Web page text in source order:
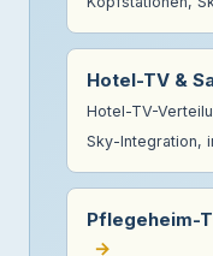
Hotel-TV &
Hotel-TV-
Sky-Integration,
Pflegeheim-
→